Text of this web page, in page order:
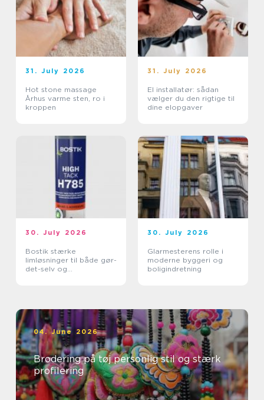
31. July 2026
Hot stone massage
Århus varme sten, ro i
kroppen
31. July 2026
El installatør: sådan
vælger du den rigtige til
dine elopgaver
30. July 2026
Bostik stærke
limløsninger til både gør-
det-selv og
30. July 2026
Glarmesterens rolle i
moderne byggeri og
boligindretning
04. June 2026
Brodering på tøj personlig stil og stærk
profilering